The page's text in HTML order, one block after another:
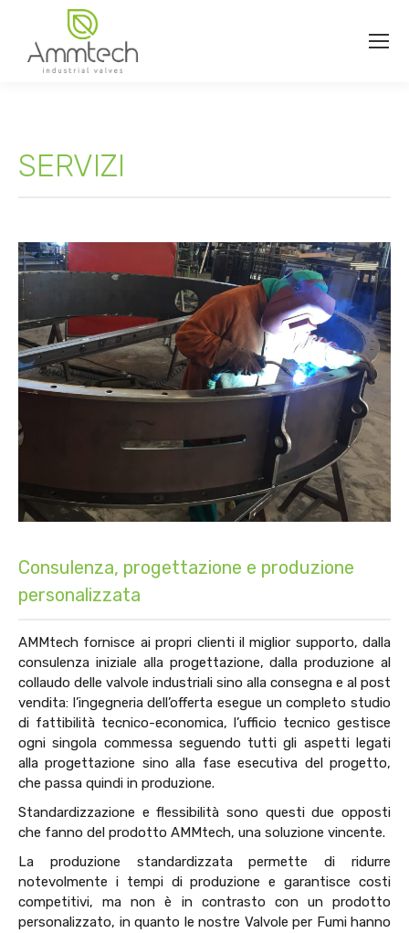
SERVIZI
Consulenza, progettazione e produzione
personalizzata
AMMtech fornisce ai propri clienti il miglior supporto, dalla
consulenza iniziale alla progettazione, dalla produzione al
collaudo delle valvole industriali sino alla consegna e al post
vendita: l’ingegneria dell’offerta esegue un completo studio
di fattibilità tecnico-economica, l’ufficio tecnico gestisce
ogni singola commessa seguendo tutti gli aspetti legati
alla progettazione sino alla fase esecutiva del progetto,
che passa quindi in produzione.
Standardizzazione e flessibilità sono questi due opposti
che fanno del prodotto AMMtech, una soluzione vincente.
La produzione standardizzata permette di ridurre
notevolmente i tempi di produzione e garantisce costi
competitivi, ma non è in contrasto con un prodotto
personalizzato, in quanto le nostre Valvole per Fumi hanno